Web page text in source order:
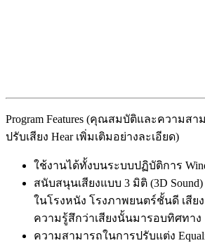
Program Features (คุณสมบัติและความส
ปรับเสียง Hear เพิ่มเติมอย่างละเอียด)
ใช้งานได้ทั้งบนระบบปฏิบัติการ
สนับสนุนเสียงแบบ 3 มิติ (3D
ในโรงหนัง โรงภาพยนตร์ชั้นดี เสีย
ความรู้สึกว่าเสียงนั้นมารอบทิศทาง
ความสามารถในการปรับแต่ง